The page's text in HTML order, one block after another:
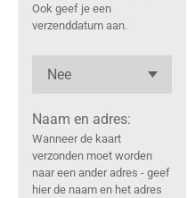
Ook geef je een
verzenddatum aan.
Naam en adres:
Wanneer de kaart
verzonden moet worden
naar een ander adres - geef
hier de naam en het adres